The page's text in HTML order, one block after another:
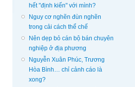
hết "định kiến" với mình?
Nguy cơ nghẽn đùn nghẽn
trong cải cách thể chế
Nên dẹp bỏ cán bộ bán chuyên
nghiệp ở địa phương
Nguyễn Xuân Phúc, Trương
Hòa Bình… chỉ cảnh cáo là
xong?